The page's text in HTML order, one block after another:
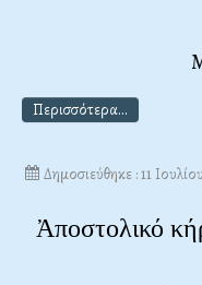
Περισσότερα...
Δημοσιεύθηκε : 11
Ἀποστολικό